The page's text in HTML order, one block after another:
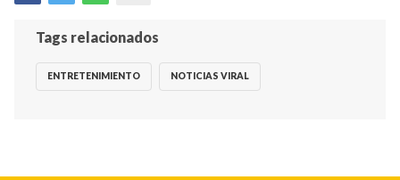
Tags relacionados
ENTRETENIMIENTO NOTICIAS VIRAL